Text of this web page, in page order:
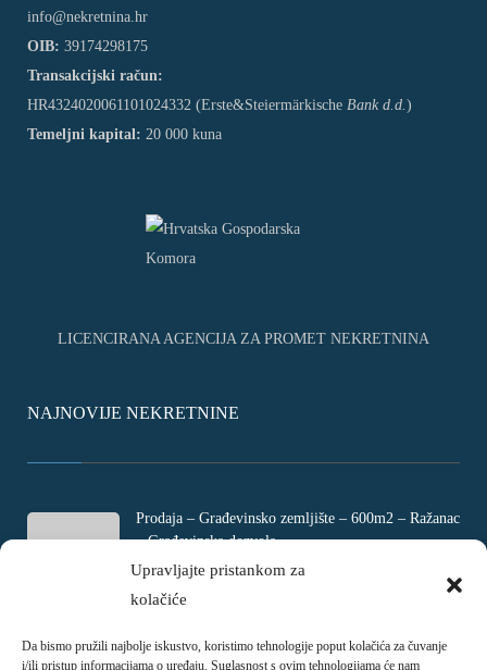
Upravljajte pristankom za
kolačiće
Da bismo pružili najbolje iskustvo, koristimo tehnologije poput kolačića za čuvanje
i/ili pristup informacijama o uređaju. Suglasnost s ovim tehnologijama će nam
info@nekretnina.hr
OIB: 39174298175
Transakcijski račun:
HR4324020061101024332 (Erste&Steiermärkische Bank d.d.)
Temeljni kapital: 20 000 kuna
LICENCIRANA AGENCIJA ZA PROMET NEKRETNINA
NAJNOVIJE NEKRETNINE
Prodaja – Građevinsko zemljište – 600m2 – Ražanac
– Građevinska dozvola
Rtina, Croatia
€ 180.000
Prodaja – Četverosobni stan – Jadranovo –